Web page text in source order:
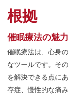
根拠
催眠療法の魅
催眠療法は、心身
なツールです。そ
を解決できる点に
存症、慢性的な痛